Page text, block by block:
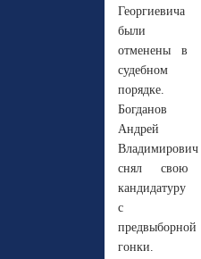
Георгиевича
были
отменены в
судебном
порядке.
Богданов
Андрей
Владимирович
снял свою
кандидатуру
с
предвыборной
гонки.